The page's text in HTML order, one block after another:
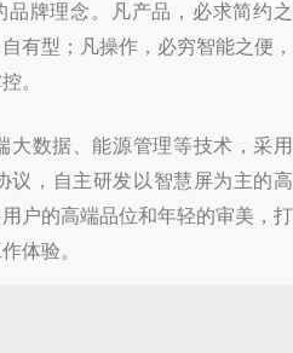
品牌理念。凡产品，必求简约之
有型；凡操作，必穷智能之便，
。
大数据、能源管理等技术，采用
议，自主研发以智慧屏为主的高
户的高端品位和年轻的审美，打
体验。